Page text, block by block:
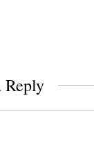
Reply